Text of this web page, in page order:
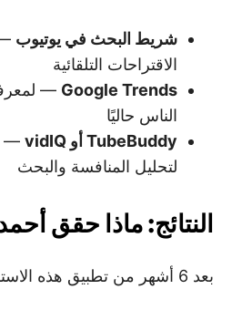
شريط البحث في يوتيوب
الاقتراحات التلقائية
Google Trends
—
الناس حاليًا
TubeBuddy أو vidIQ
—
لتحليل المنافسة والبحث
النتائج: ماذا حقق
بعد 6 أشهر من تطبيق هذه الاستراتيجية المتكاملة: